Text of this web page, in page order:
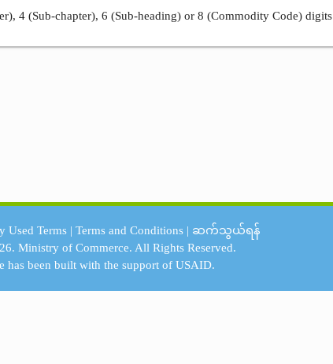
4 (Sub-chapter), 6 (Sub-heading) or 8 (Commodity Code) digits
Used Terms| Terms and Conditions| ဆက်သွယ်ရန်
Ministry of Commerce. All Rights Reserved.
has been built with the support ofUSAID.